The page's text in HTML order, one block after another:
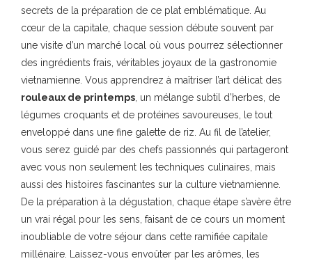
secrets de la préparation de ce plat emblématique. Au
cœur de la capitale, chaque session débute souvent par
une visite d’un marché local où vous pourrez sélectionner
des ingrédients frais, véritables joyaux de la gastronomie
vietnamienne. Vous apprendrez à maîtriser l’art délicat des
rouleaux de printemps , un mélange subtil d’herbes, de
légumes croquants et de protéines savoureuses, le tout
enveloppé dans une fine galette de riz. Au fil de l’atelier,
vous serez guidé par des chefs passionnés qui partageront
avec vous non seulement les techniques culinaires, mais
aussi des histoires fascinantes sur la culture vietnamienne.
De la préparation à la dégustation, chaque étape s’avère être
un vrai régal pour les sens, faisant de ce cours un moment
inoubliable de votre séjour dans cette ramifiée capitale
millénaire. Laissez-vous envoûter par les arômes, les